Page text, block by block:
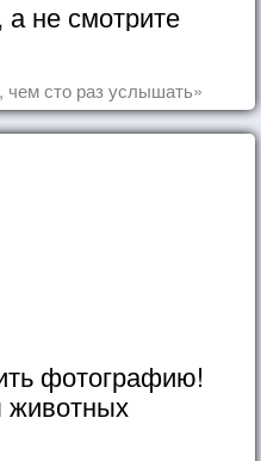
не смотрите
чем сто раз услышать»
фотографию!